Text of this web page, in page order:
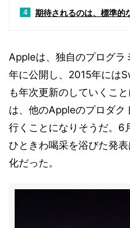
4 期待されるのは、標準的
Appleは、独自のプログ
年に公開し、2015年には
も年次更新のしていくこ
は、他のAppleのプロダク
行くことになりそうだ。6
ひときわ喝采を浴びた発
化だった。